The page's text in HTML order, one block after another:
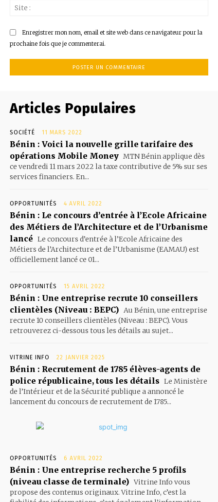
Enregistrer mon nom, email et site web dans ce navigateur pour la
prochaine fois que je commenterai.
Articles Populaires
SOCIÉTÉ 11 MARS 2022
Bénin : Voici la nouvelle grille tarifaire des
opérations Mobile Money MTN Bénin applique dès
ce vendredi 11 mars 2022 la taxe contributive de 5% sur ses
services financiers. En...
OPPORTUNITÉS 4 AVRIL 2022
Bénin : Le concours d’entrée à l’Ecole Africaine
des Métiers de l’Architecture et de l’Urbanisme
lancé Le concours d’entrée à l’Ecole Africaine des
Métiers de l’Architecture et de l’Urbanisme (EAMAU) est
officiellement lancé ce 01...
OPPORTUNITÉS 15 AVRIL 2022
Bénin : Une entreprise recrute 10 conseillers
clientèles (Niveau : BEPC)
Au Bénin, une entreprise
recrute 10 conseillers clientèles (Niveau : BEPC). Vous
retrouverez ci-dessous tous les détails au sujet...
VITRINE INFO 22 JANVIER 2025
Bénin : Recrutement de 1785 élèves-agents de
police républicaine, tous les détails Le Ministère
de l’Intérieur et de la Sécurité publique a annoncé le
lancement du concours de recrutement de 1785...
OPPORTUNITÉS 6 AVRIL 2022
Bénin : Une entreprise recherche 5 profils
(niveau classe de terminale) Vitrine Info vous
propose des contenus originaux. Vitrine Info, c’est la